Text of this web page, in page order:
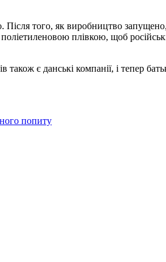
того, як виробництво
плівкою, щоб
є данські компанії, і тепер
попиту